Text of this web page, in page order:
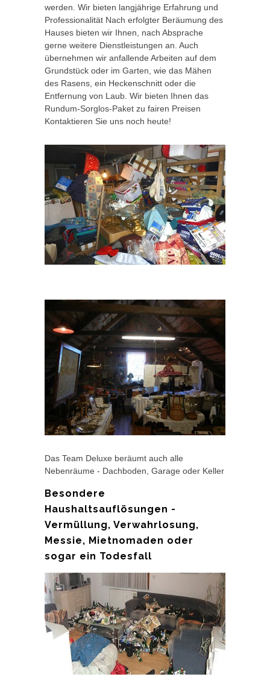
werden. Wir bieten langjährige Erfahrung und
Professionalität Nach erfolgter Beräumung des
Hauses bieten wir Ihnen, nach Absprache
gerne weitere Dienstleistungen an. Auch
übernehmen wir anfallende Arbeiten auf dem
Grundstück oder im Garten, wie das Mähen
des Rasens, ein Heckenschnitt oder die
Entfernung von Laub. Wir bieten Ihnen das
Rundum-Sorglos-Paket zu fairen Preisen
Kontaktieren Sie uns noch heute!
Das Team Deluxe beräumt auch alle
Nebenräume - Dachboden, Garage oder Keller
Besondere
Haushaltsauflösungen -
Vermüllung, Verwahrlosung,
Messie, Mietnomaden oder
sogar ein Todesfall